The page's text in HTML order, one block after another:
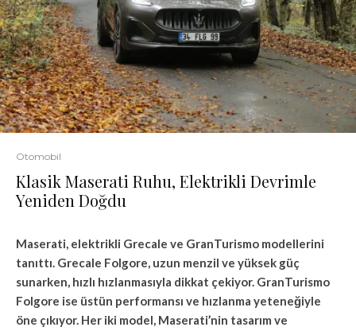
Otomobil
Klasik Maserati Ruhu, Elektrikli Devrimle
Yeniden Doğdu
Maserati, elektrikli Grecale ve GranTurismo modellerini
tanıttı. Grecale Folgore, uzun menzil ve yüksek güç
sunarken, hızlı hızlanmasıyla dikkat çekiyor. GranTurismo
Folgore ise üstün performansı ve hızlanma yeteneğiyle
öne çıkıyor. Her iki model, Maserati’nin tasarım ve